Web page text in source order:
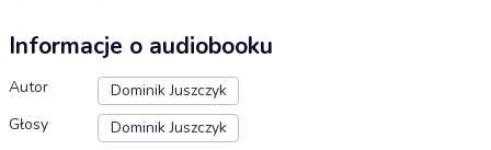
Informacje o audiobooku
Autor
Dominik Juszczyk
Głosy
Dominik Juszczyk